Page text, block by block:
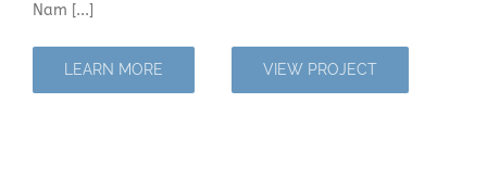
Nam [...]
LEARN MORE VIEW PROJECT